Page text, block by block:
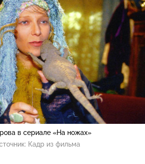
в сериале «На ножах»
Кадр из фильма